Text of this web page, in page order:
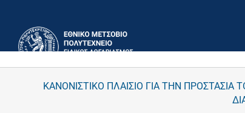
περιεχόμενο
ΚΑΝΟΝΙΣΤΙΚΟ ΠΛΑΙΣΙΟ ΓΙΑ ΤΗΝ